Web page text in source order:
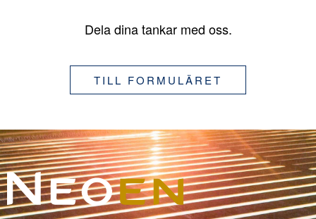
Dela dina tankar med oss.
TILL FORMULÄRET